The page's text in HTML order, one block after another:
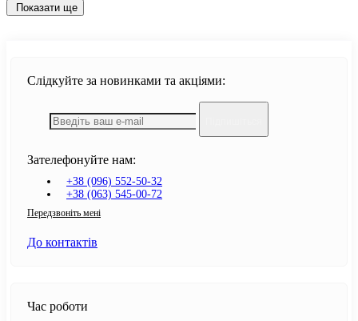
Показати ще
Слідкуйте за новинками та акціями:
Зателефонуйте нам:
+38 (096) 552-50-32
+38 (063) 545-00-72
Передзвоніть мені
До контактів
Час роботи